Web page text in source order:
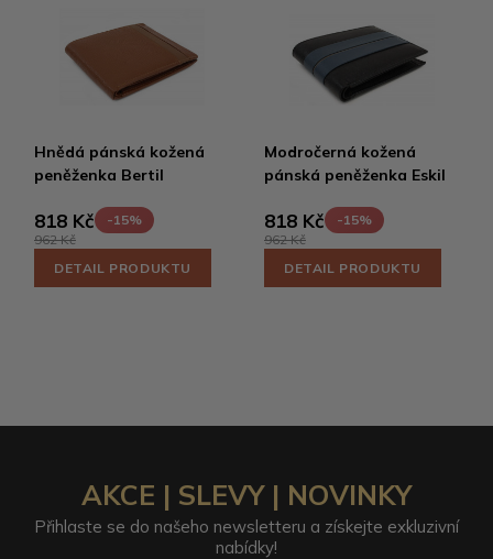
Hnědá pánská kožená
peněženka Bertil
818 Kč
-15%
962 Kč
DETAIL PRODUKTU
Modročerná kožená
pánská peněženka Eskil
818 Kč
-15%
962 Kč
DETAIL PRODUKTU
AKCE | SLEVY | NOVINKY
Přihlaste se do našeho newsletteru a získejte exkluzivní
nabídky!